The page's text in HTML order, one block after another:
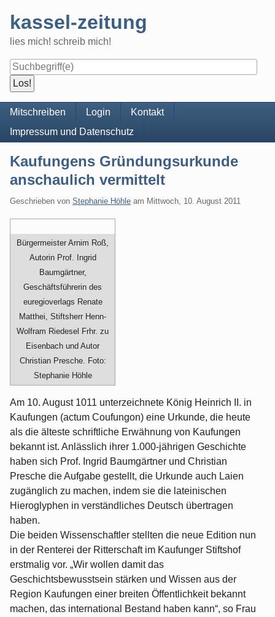
content
kassel-zeitung
lies mich! schreib mich!
Navigation
Mitschreiben Login
Kontakt
Impressum und Datenschutz
Kaufungens Gründungsurkunde
anschaulich vermittelt
Geschrieben von Stephanie Höhle am Mittwoch, 10. August 2011
Bürgermeister Arnim Roß,
Autorin Prof. Ingrid
Baumgärtner,
Geschäftsführerin des
euregioverlags Renate
Matthei, Stiftsherr Henn-
Wolfram Riedesel Frhr. zu
Eisenbach und Autor
Christian Presche. Foto:
Stephanie Höhle
Am 10. August 1011 unterzeichnete König Heinrich II. in
Kaufungen (actum Coufungon) eine Urkunde, die heute
als die älteste schriftliche Erwähnung von Kaufungen
bekannt ist. Anlässlich ihrer 1.000-jährigen Geschichte
haben sich Prof. Ingrid Baumgärtner und Christian
Presche die Aufgabe gestellt, die Urkunde auch Laien
zugänglich zu machen, indem sie die lateinischen
Hieroglyphen in verständliches Deutsch übertragen
haben.
Die beiden Wissenschaftler stellten die neue Edition nun
in der Renterei der Ritterschaft im Kaufunger Stiftshof
erstmalig vor. „Wir wollen damit das
Geschichtsbewusstsein stärken und Wissen aus der
Region Kaufungen einer breiten Öffentlichkeit bekannt
machen, das international Bestand haben kann“, so Frau